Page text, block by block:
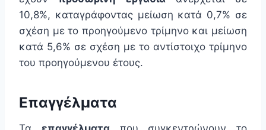
10,8%, καταγράφοντας μείωση κατά 0,7% σε
σχέση με το προηγούμενο τρίμηνο και μείωση
κατά 5,6% σε σχέση με το αντίστοιχο τρίμηνο
του προηγούμενου έτους.
Επαγγέλματα